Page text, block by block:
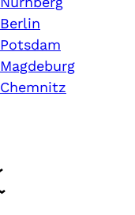
Berlin
Potsdam
Magdeburg
Chemnitz